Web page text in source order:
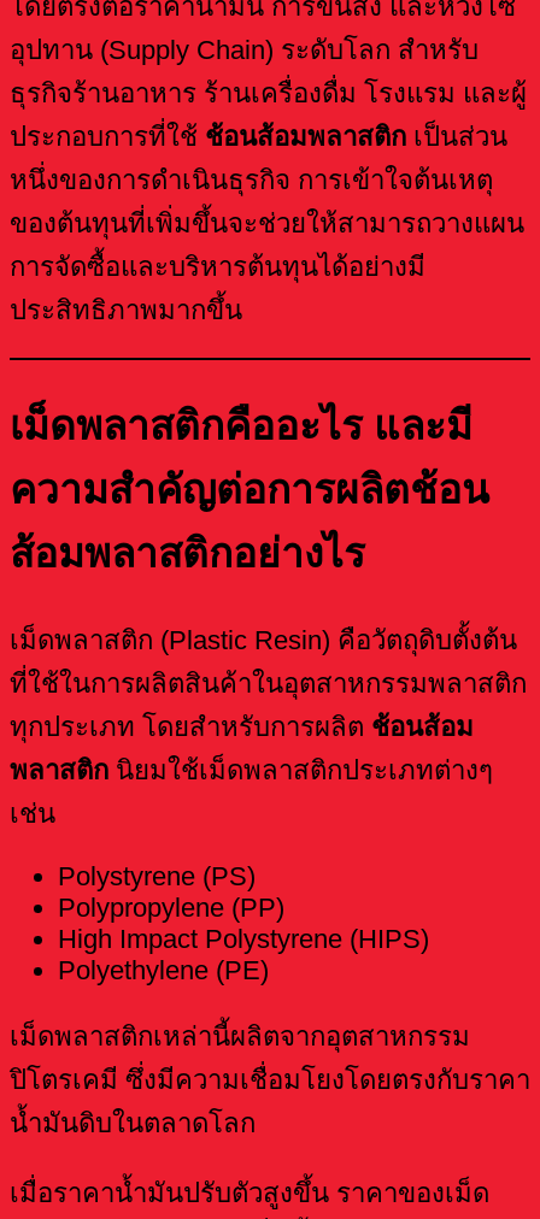
โดยตรงต่อราคาน้ำมัน การขนส่ง และห่วงโซ่
อุปทาน (Supply Chain) ระดับโลก สำหรับ
ธุรกิจร้านอาหาร ร้านเครื่องดื่ม โรงแรม และผู้
ประกอบการที่ใช้ ช้อนส้อมพลาสติก เป็นส่วน
หนึ่งของการดำเนินธุรกิจ การเข้าใจต้นเหตุ
ของต้นทุนที่เพิ่มขึ้นจะช่วยให้สามารถวางแผน
การจัดซื้อและบริหารต้นทุนได้อย่างมี
ประสิทธิภาพมากขึ้น
เม็ดพลาสติกคืออะไร และมี
ความสำคัญต่อการผลิตช้อน
ส้อมพลาสติกอย่างไร
เม็ดพลาสติก (Plastic Resin) คือวัตถุดิบตั้งต้น
ที่ใช้ในการผลิตสินค้าในอุตสาหกรรมพลาสติก
ทุกประเภท โดยสำหรับการผลิต ช้อนส้อม
พลาสติก นิยมใช้เม็ดพลาสติกประเภทต่างๆ
เช่น
Polystyrene (PS)
Polypropylene (PP)
High Impact Polystyrene (HIPS)
Polyethylene (PE)
เม็ดพลาสติกเหล่านี้ผลิตจากอุตสาหกรรม
ปิโตรเคมี ซึ่งมีความเชื่อมโยงโดยตรงกับราคา
น้ำมันดิบในตลาดโลก
เมื่อราคาน้ำมันปรับตัวสูงขึ้น ราคาของเม็ด